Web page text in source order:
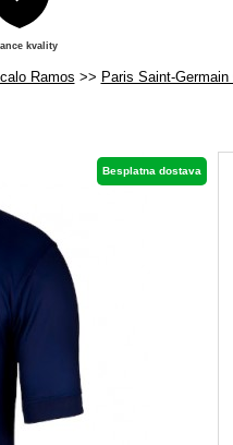
kvality
Ramos Paris Saint-
Besplatna dostava